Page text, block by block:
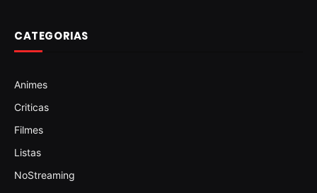
CATEGORIAS
Animes
Criticas
Filmes
Listas
NoStreaming